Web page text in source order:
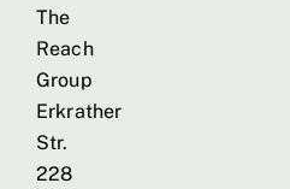
The
Reach
Group
Erkrather
Str.
228